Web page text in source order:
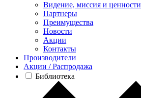
Видение, миссия и ценности
Партнеры
Преимущества
Новости
Акции
Контакты
Производители
Акции / Распродажа
Библиотека